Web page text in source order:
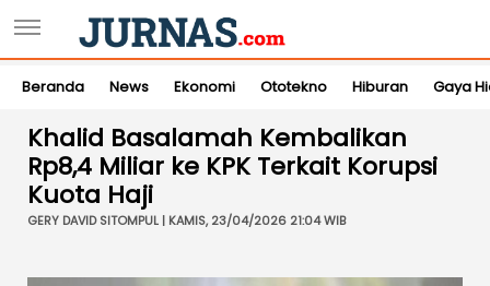
Beranda News Ekonomi Ototekno Hiburan Gaya
Khalid Basalamah Kembalikan
Rp8,4 Miliar ke KPK Terkait Korupsi
Kuota Haji
GERY DAVID SITOMPUL | KAMIS, 23/04/2026 21:04 WIB